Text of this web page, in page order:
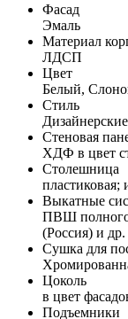
Фасад
Эмаль
Материал
ЛДСП
Цвет
Белый,
Стиль
Стеновая
ХДФ в цвет
Столешница
пластиковая;
Выкатные
ПВШ полного
(Россия) и др.
Сушка для
Цоколь
в цвет
Подъемники